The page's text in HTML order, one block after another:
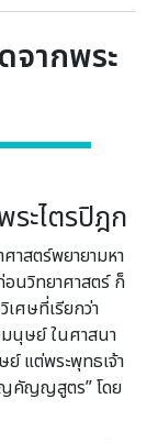
จากพระ
ระไตรปิฎก
าสตร์พยายามหา
นวิทยาศาสตร์ ก็
เศษที่เรียกว่า
มนุษย์ ในศาสนา
แต่พระพุทธเจ้า
ญคัญญสูตร” โดย